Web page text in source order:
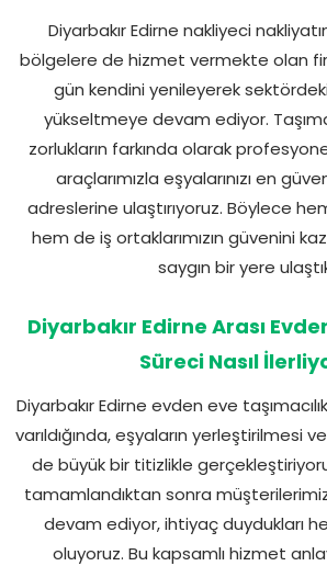
Diyarbakır Edirne nakliyeci
bölgelere de hizmet vermekte olan
gün kendini yenileyerek sektördeki
yükseltmeye devam ediyor.
zorlukların farkında olarak
araçlarımızla eşyalarınızı en
adreslerine ulaştırıyoruz. Böylece
hem de iş ortaklarımızın güvenini
saygın bir yere
Diyarbakır Edirne Arası
Süreci Nasıl
Diyarbakır Edirne evden eve
varıldığında, eşyaların yerleştirilmesi
de büyük bir titizlikle
tamamlandıktan sonra
devam ediyor, ihtiyaç duydukları
oluyoruz. Bu kapsamlı hizmet